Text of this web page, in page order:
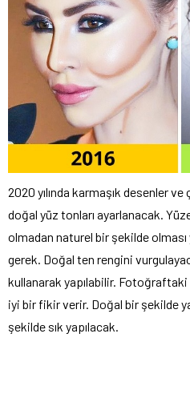
2020 yılında karmaşık desenler
doğal yüz tonları ayarlanacak.
olmadan naturel bir şekilde olması
gerek. Doğal ten rengini
kullanarak yapılabilir.
iyi bir fikir verir. Doğal bir şekilde
şekilde sık yapılacak.